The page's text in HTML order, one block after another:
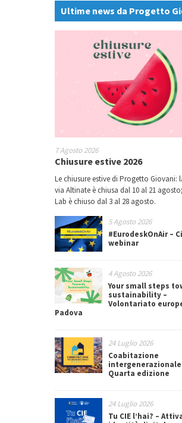
Ultime news da Progetto
7 Agosto 2026
Chiusure estive 2026
Le chiusure estive di Progetto Giovani:
via Altinate è chiusa dal 10 al 21
Lab è chiuso dal 3 al 28 agosto.
5 Agosto 2026
#EurodeskOnAir –
webinar
4 Agosto 2026
Your small steps
sustainability –
Volontariato
Padova
24 Luglio 2026
Coabitazione
intergenerazionale
Quarta edizione
24 Luglio 2026
Tu CIE l’hai? –